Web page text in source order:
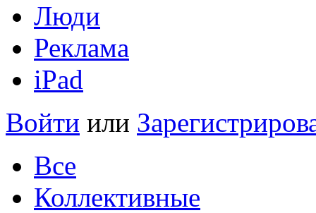
Люди
Реклама
iPad
Войти или
Все
Коллективные